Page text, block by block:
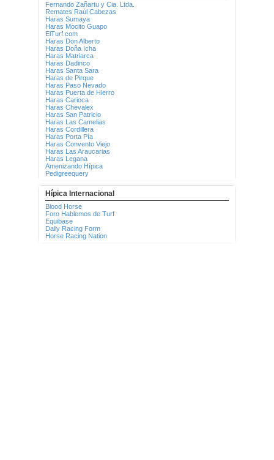
Fernando Zañartu y Cia. Ltda.
Remates Raúl Cabezas
Haras Sumaya
Haras Mocito Guapo
ElTurf.com
Haras Don Alberto
Haras Doña Icha
Haras Matriarca
Haras Dadinco
Haras Santa Sara
Haras de Pirque
Haras Paso Nevado
Haras Puerta de Hierro
Haras Carioca
Haras Chevalex
Haras San Patricio
Haras Las Camelias
Haras Cordillera
Haras Porta Pía
Haras Convento Viejo
Haras Las Araucarias
Haras Legana
Amenizando Hípica
Pedigreequery
Hípica Internacional
Blood Horse
Foro Hablemos de Turf
Equibase
Daily Racing Form
Horse Racing Nation